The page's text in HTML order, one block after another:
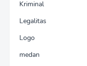
Kriminal
Legalitas
Logo
medan